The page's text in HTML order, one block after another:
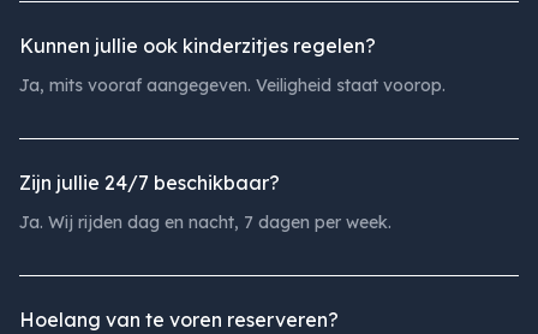
Kunnen jullie ook kinderzitjes regelen?
Ja, mits vooraf aangegeven. Veiligheid staat voorop.
Zijn jullie 24/7 beschikbaar?
Ja. Wij rijden dag en nacht, 7 dagen per week.
Hoelang van te voren reserveren?